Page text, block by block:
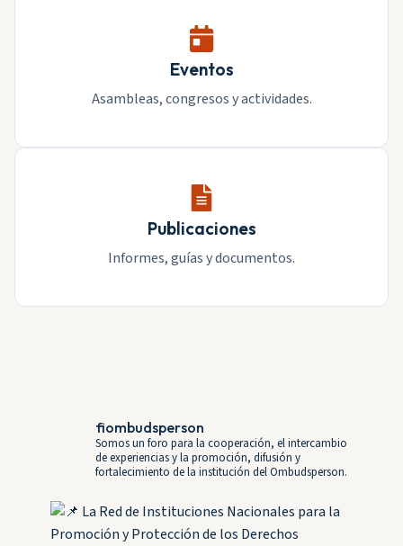
Eventos
Asambleas, congresos y actividades.
Publicaciones
Informes, guías y documentos.
fiombudsperson
Somos un foro para la cooperación, el intercambio
de experiencias y la promoción, difusión y
fortalecimiento de la institución del Ombudsperson.